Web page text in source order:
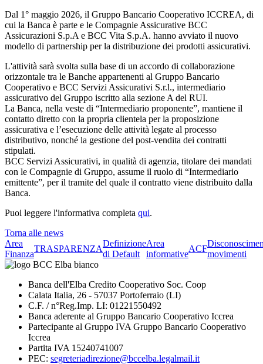
Dal 1° maggio 2026, il Gruppo Bancario Cooperativo ICCREA, di
cui la Banca è parte e le Compagnie Assicurative BCC
Assicurazioni S.p.A e BCC Vita S.p.A. hanno avviato il nuovo
modello di partnership per la distribuzione dei prodotti assicurativi.
L'attività sarà svolta sulla base di un accordo di collaborazione
orizzontale tra le Banche appartenenti al Gruppo Bancario
Cooperativo e BCC Servizi Assicurativi S.r.l., intermediario
assicurativo del Gruppo iscritto alla sezione A del RUI.
La Banca, nella veste di “Intermediario proponente”, mantiene il
contatto diretto con la propria clientela per la proposizione
assicurativa e l’esecuzione delle attività legate al processo
distributivo, nonché la gestione del post-vendita dei contratti
stipulati.
BCC Servizi Assicurativi, in qualità di agenzia, titolare dei mandati
con le Compagnie di Gruppo, assume il ruolo di “Intermediario
emittente”, per il tramite del quale il contratto viene distribuito dalla
Banca.
Puoi leggere l'informativa completa qui.
Torna alle news
Area
Finanza
TRASPARENZA
Definizione
di Default
Area
informative
ACF
movimenti
Banca dell'Elba Credito Cooperativo Soc. Coop
Calata Italia, 26 - 57037 Portoferraio (LI)
C.F. / n°Reg.Imp. LI: 01221550492
Banca aderente al Gruppo Bancario Cooperativo Iccrea
Partecipante al Gruppo IVA Gruppo Bancario Cooperativo
Iccrea
Partita IVA 15240741007
PEC: segreteriadirezione@bccelba.legalmail.it